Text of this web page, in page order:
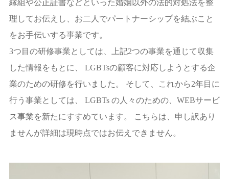
縁組や公正証書などといった婚姻以外の法的対処法を整
理してお伝えし、お二人でパートナーシップを結ぶこと
をお手伝いする事業です。
3つ目の研修事業としては、上記2つの事業を通じて収集
した情報をもとに、 LGBTsの顧客に対応しようとする企
業のための研修を行いました。 そして、これから2年目に
行う事業としては、 LGBTs の人々のための、WEBサービ
ス事業を新たにすすめています。 こちらは、申し訳あり
ませんが詳細は現時点ではお伝えできません。